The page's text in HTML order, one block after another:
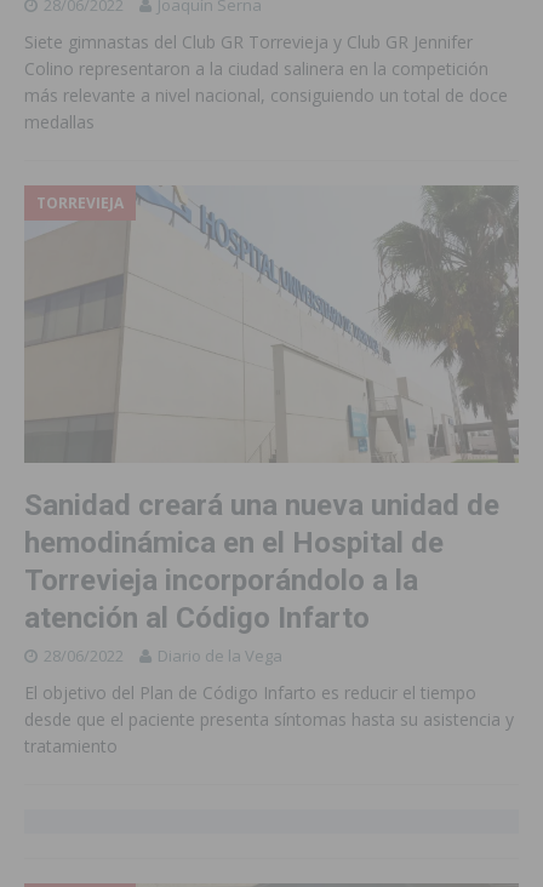
Siete gimnastas del Club GR Torrevieja y Club GR Jennifer
Colino representaron a la ciudad salinera en la competición
más relevante a nivel nacional, consiguiendo un total de doce
medallas
TORREVIEJA
Sanidad creará una nueva unidad de
hemodinámica en el Hospital de
Torrevieja incorporándolo a la
atención al Código Infarto
28/06/2022 Diario de la Vega
El objetivo del Plan de Código Infarto es reducir el tiempo
desde que el paciente presenta síntomas hasta su asistencia y
tratamiento